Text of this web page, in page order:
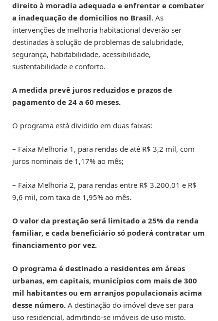
direito à moradia adequada e enfrentar e combater
a inadequação de domicílios no Brasil. As
intervenções de melhoria habitacional deverão ser
destinadas à solução de problemas de salubridade,
segurança, habitabilidade, acessibilidade,
sustentabilidade e conforto.
A medida prevê juros reduzidos e prazos de
pagamento de 24 a 60 meses.
O programa está dividido em duas faixas:
– Faixa Melhoria 1, para rendas de até R$ 3,2 mil, com
juros nominais de 1,17% ao mês;
– Faixa Melhoria 2, para rendas entre R$ 3.200,01 e R$
9,6 mil, com taxa de 1,95% ao mês.
O valor da prestação será limitado a 25% da renda
familiar, e cada beneficiário só poderá contratar um
financiamento por vez.
O programa é destinado a residentes em áreas
urbanas, em capitais, municípios com mais de 300
mil habitantes ou em arranjos populacionais acima
desse número. A destinação do imóvel deve ser para
uso residencial, admitindo-se imóveis de uso misto.